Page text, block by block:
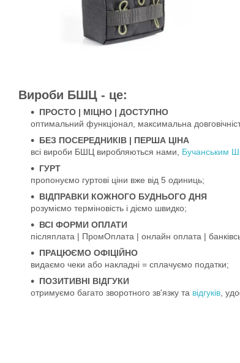
Вироби БШЦ - це:
ПРОСТО | МІЦНО | ДОСТУПНО
оптимальний функціонал, максимальна
БЕЗ ПОСЕРЕДНИКІВ | ПЕРША ЦІНА
всі вироби БШЦ виробляються нами, Бучанським
ГУРТ
пропонуємо гуртові ціни вже від 5 одиниць;
ВІДПРАВКИ КОЖНОГО БУДНЬОГО ДНЯ
розуміємо терміновість і діємо швидко;
ВСІ ФОРМИ ОПЛАТИ
післяплата | ПромОплата | онлайн оплата |
ПРАЦЮЄМО ОФІЦІЙНО
видаємо чеки або накладні = сплачуємо податки;
ПОЗИТИВНІ ВІДГУКИ
отримуємо багато зворотного зв'язку та відгуків ,